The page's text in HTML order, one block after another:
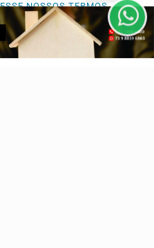
NOSSOS TERMOS